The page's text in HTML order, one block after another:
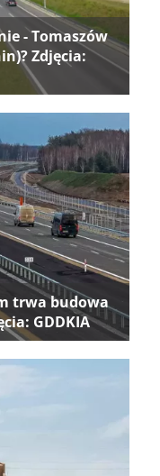
- Tomaszów
Zdjęcia:
trwa budowa
GDDKIA